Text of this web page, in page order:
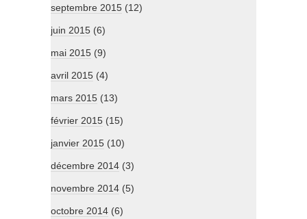
septembre 2015 (12)
juin 2015 (6)
mai 2015 (9)
avril 2015 (4)
mars 2015 (13)
février 2015 (15)
janvier 2015 (10)
décembre 2014 (3)
novembre 2014 (5)
octobre 2014 (6)